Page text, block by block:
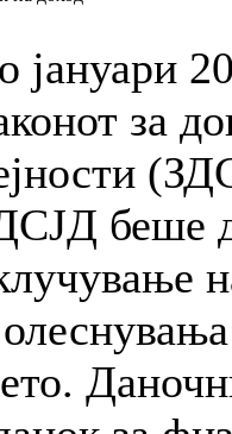
јануари
за
беше